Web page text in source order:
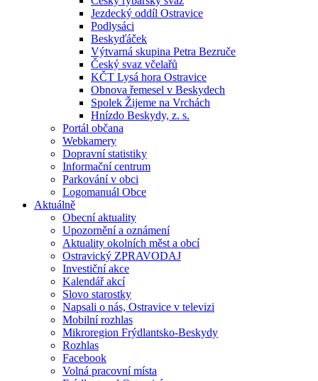
Jezdecký oddíl Ostravice
Podlysáci
Beskyďáček
Výtvarná skupina Petra Bezruče
Český svaz včelařů
KČT Lysá hora Ostravice
Obnova řemesel v Beskydech
Spolek Žijeme na Vrchách
Hnízdo Beskydy, z. s.
Portál občana
Webkamery
Dopravní statistiky
Informační centrum
Parkování v obci
Logomanuál Obce
Aktuálně
Obecní aktuality
Upozornění a oznámení
Aktuality okolních měst a obcí
Ostravický ZPRAVODAJ
Investiční akce
Kalendář akcí
Slovo starostky
Napsali o nás, Ostravice v televizi
Mobilní rozhlas
Mikroregion Frýdlantsko-Beskydy
Rozhlas
Facebook
Volná pracovní místa